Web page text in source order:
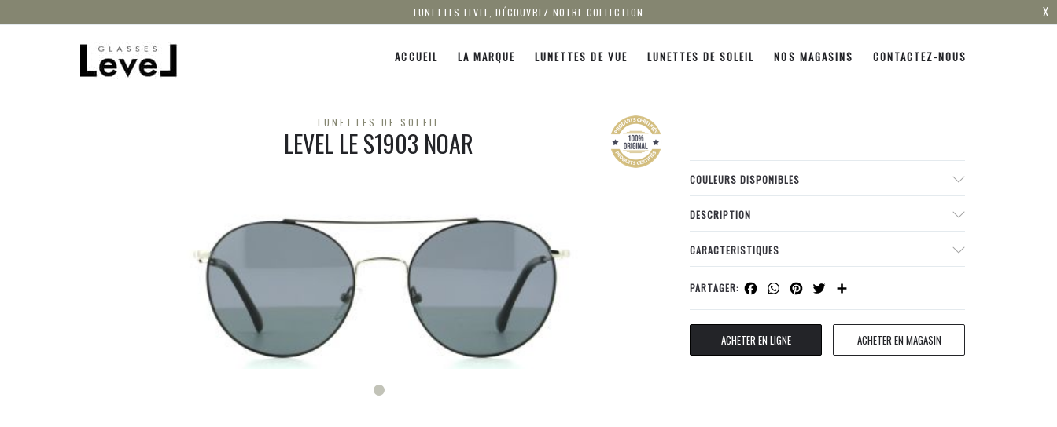
LUNETTES LEVEL, DÉCOUVREZ NOTRE COLLECTION X
ACCUEIL LA MARQUE LUNETTES DE VUE LUNETTES DE SOLEIL NOS MAGASINS CONTACTEZ-NOUS
LUNETTES DE SOLEIL
LEVEL LE S1903 NOAR
COULEURS DISPONIBLES
DESCRIPTION
CARACTERISTIQUES
PARTAGER: Facebook
WhatsApp
Pinterest
Twitter
ACHETER EN LIGNE ACHETER EN MAGASIN